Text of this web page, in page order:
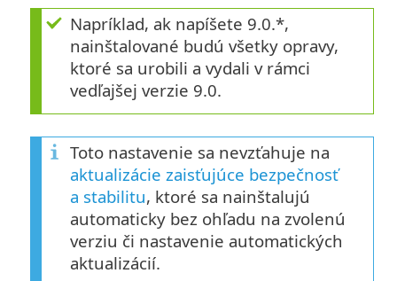
Napríklad, ak napíšete 9.0.*,
nainštalované budú všetky opravy,
ktoré sa urobili a vydali v rámci
vedľajšej verzie 9.0.
Toto nastavenie sa nevzťahuje na
aktualizácie zaisťujúce bezpečnosť
a stabilitu, ktoré sa nainštalujú
automaticky bez ohľadu na zvolenú
verziu či nastavenie automatických
aktualizácií.